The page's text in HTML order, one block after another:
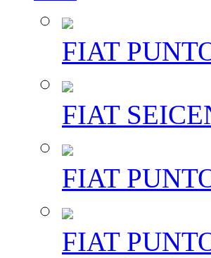
FIAT
FIAT
FIAT
FIAT